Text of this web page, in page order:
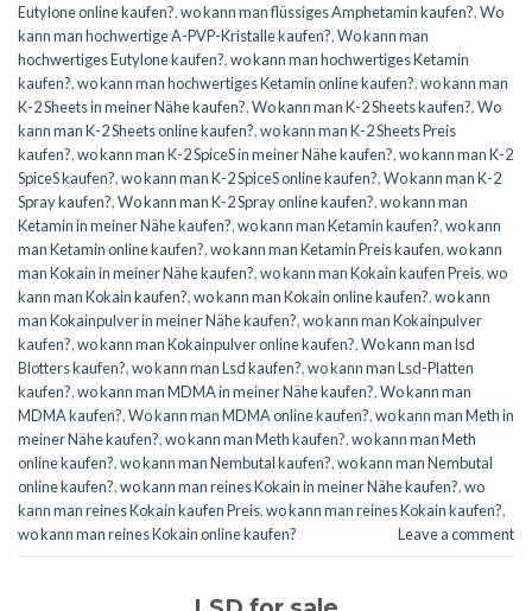
Eutylone online kaufen?,wo kann man flüssiges Amphetamin kaufen?,Wo
kann man hochwertige A-PVP-Kristalle kaufen?,Wo kann man
hochwertiges Eutylone kaufen?,wo kann man hochwertiges Ketamin
kaufen?,wo kann man hochwertiges Ketamin online kaufen?,wo kann man
K-2 Sheets in meiner Nähe kaufen?,Wo kann man K-2 Sheets kaufen?,Wo
kann man K-2 Sheets online kaufen?,wo kann man K-2 Sheets Preis
kaufen?,wo kann man K-2 SpiceS in meiner Nähe kaufen?,wo kann man K-2
SpiceS kaufen?,wo kann man K-2 SpiceS online kaufen?,Wo kann man K-2
Spray kaufen?,Wo kann man K-2 Spray online kaufen?,wo kann man
Ketamin in meiner Nähe kaufen?,wo kann man Ketamin kaufen?,wo kann
man Ketamin online kaufen?,wo kann man Ketamin Preis kaufen,wo kann
man Kokain in meiner Nähe kaufen?,wo kann man Kokain kaufen Preis,wo
kann man Kokain kaufen?,wo kann man Kokain online kaufen?,wo kann
man Kokainpulver in meiner Nähe kaufen?,wo kann man Kokainpulver
kaufen?,wo kann man Kokainpulver online kaufen?,Wo kann man lsd
Blotters kaufen?,wo kann man Lsd kaufen?,wo kann man Lsd-Platten
kaufen?,wo kann man MDMA in meiner Nähe kaufen?,Wo kann man
MDMA kaufen?,Wo kann man MDMA online kaufen?,wo kann man Meth in
meiner Nähe kaufen?,wo kann man Meth kaufen?,wo kann man Meth
online kaufen?,wo kann man Nembutal kaufen?,wo kann man Nembutal
online kaufen?,wo kann man reines Kokain in meiner Nähe kaufen?,wo
kann man reines Kokain kaufen Preis,wo kann man reines Kokain kaufen?,
wo kann man reines Kokain online kaufen?
Leave a comment